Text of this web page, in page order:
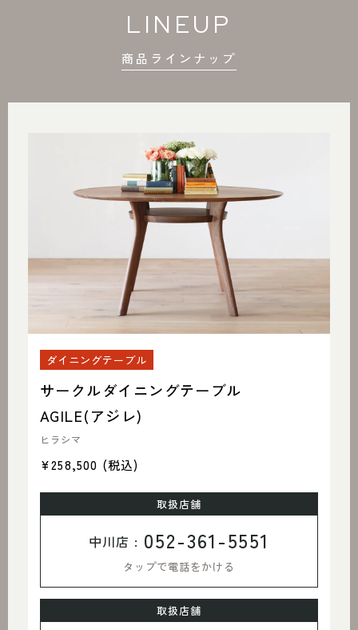
LINEUP
商品ラインナップ
ダイニングテーブル
サークルダイニングテーブル
AGILE(アジレ)
ヒラシマ
¥258,500 (税込)
取扱店舗
中川店 : 052-361-5551
タップで電話をかける
取扱店舗